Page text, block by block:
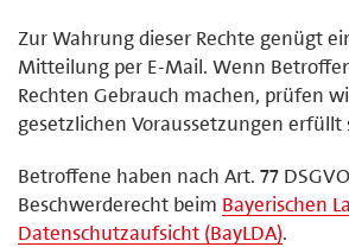
Zur Wahrung dieser Rechte genügt
Mitteilung per E-Mail. Wenn
Rechten Gebrauch machen, prüfen
gesetzlichen Voraussetzungen erfüllt
Betroffene haben nach Art. 77
Beschwerderecht beim Bayerischen
Datenschutzaufsicht (BayLDA).